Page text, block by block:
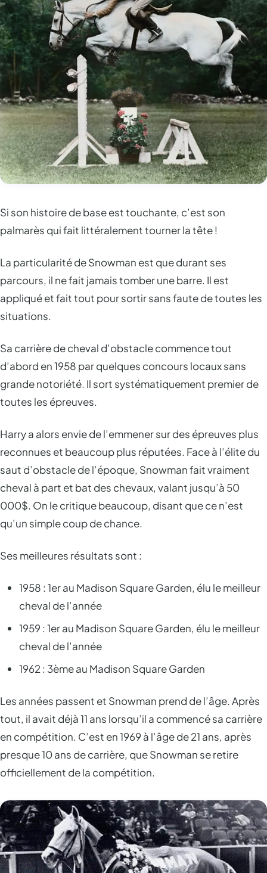
Si son histoire de base est touchante, c’est son
palmarès qui fait littéralement tourner la tête !
La particularité de Snowman est que durant ses
parcours, il ne fait jamais tomber une barre. Il est
appliqué et fait tout pour sortir sans faute de toutes les
situations.
Sa carrière de cheval d’obstacle commence tout
d’abord en 1958 par quelques concours locaux sans
grande notoriété. Il sort systématiquement premier de
toutes les épreuves.
Harry a alors envie de l’emmener sur des épreuves plus
reconnues et beaucoup plus réputées. Face à l’élite du
saut d’obstacle de l’époque, Snowman fait vraiment
cheval à part et bat des chevaux, valant jusqu’à 50
000$. On le critique beaucoup, disant que ce n’est
qu’un simple coup de chance.
Ses meilleures résultats sont :
1958 : 1er au Madison Square Garden, élu le meilleur
cheval de l’année
1959 : 1er au Madison Square Garden, élu le meilleur
cheval de l’année
1962 : 3ème au Madison Square Garden
Les années passent et Snowman prend de l’âge. Après
tout, il avait déjà 11 ans lorsqu’il a commencé sa carrière
en compétition. C’est en 1969 à l’âge de 21 ans, après
presque 10 ans de carrière, que Snowman se retire
officiellement de la compétition.